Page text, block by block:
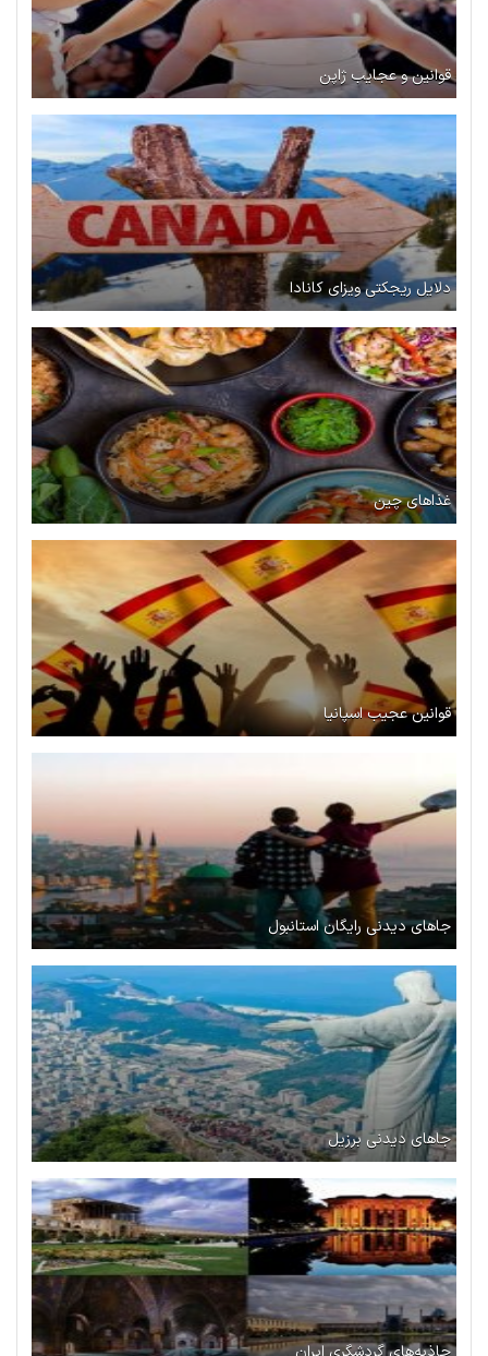
قوانین و عجایب ژاپن
دلایل ریجکتی ویزای کانادا
غذاهای چین
قوانین عجیب اسپانیا
جاهای دیدنی رایگان استانبول
جاهای دیدنی برزیل